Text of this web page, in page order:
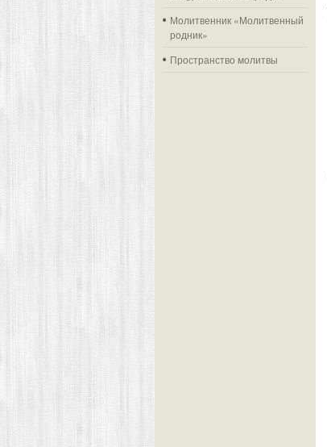
Молитвенник «Молитвенный
родник»
Пространство молитвы